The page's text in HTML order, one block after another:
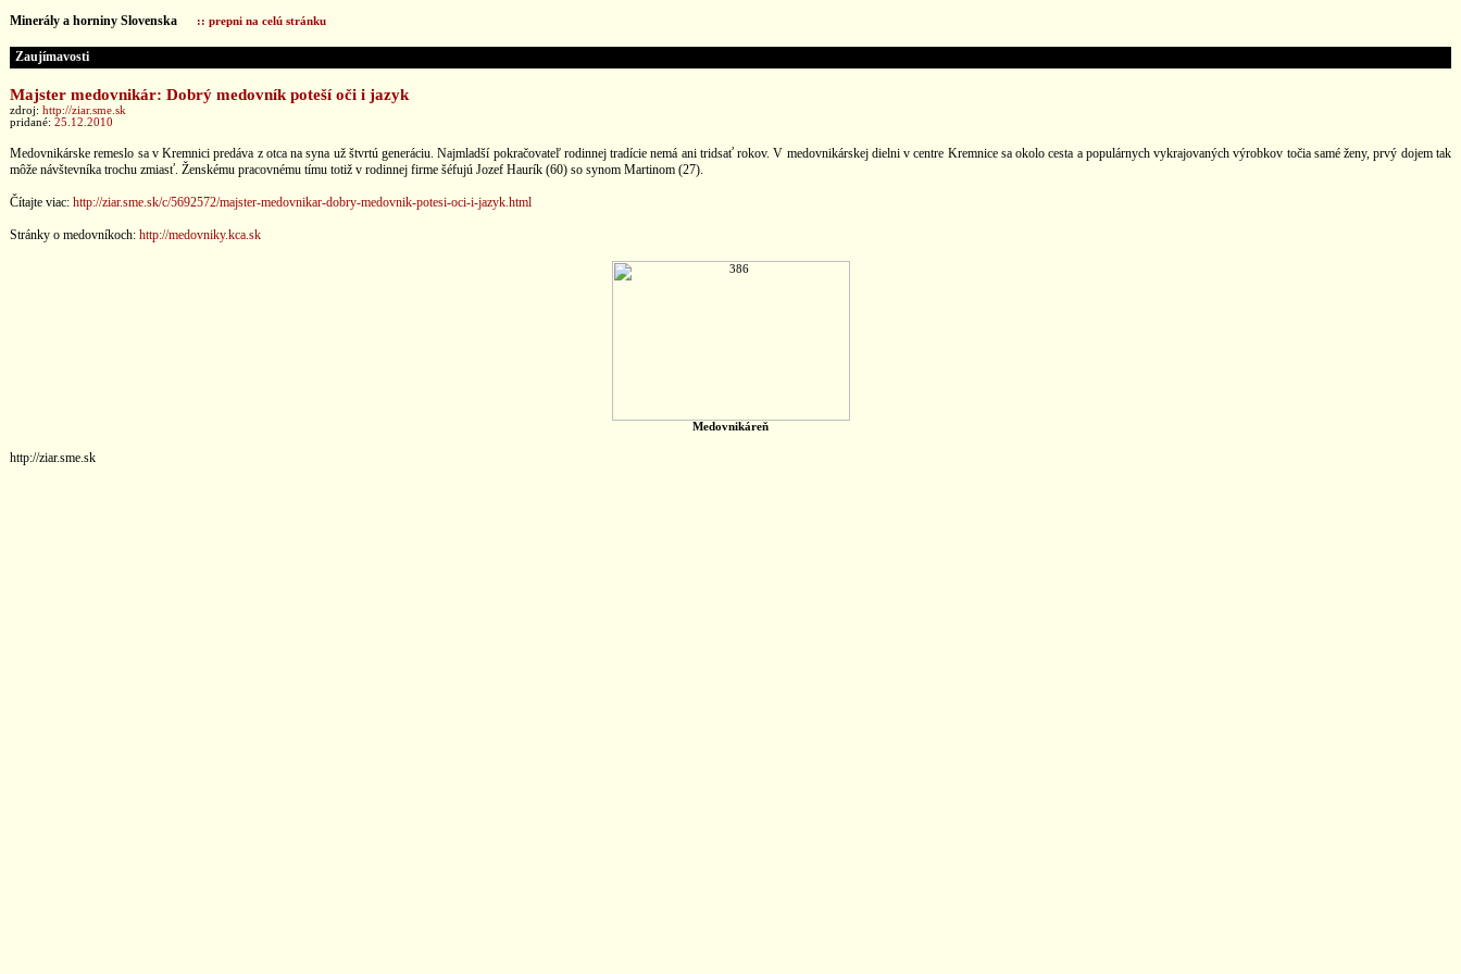
Minerály a horniny Slovenska :: prepni na celú stránku
Zaujímavosti
Majster medovnikár: Dobrý medovník poteší oči i jazyk
zdroj: http://ziar.sme.sk
pridané: 25.12.2010
Medovnikárske remeslo sa v Kremnici predáva z otca na syna už štvrtú generáciu. Najmladší pokračovateľ rodinnej tradície nemá ani tridsať rokov. V medovnikárskej dielni v centre Kremnice sa okolo cesta a populárnych vykrajovaných výrobkov točia samé ženy, prvý dojem tak
môže návštevníka trochu zmiasť. Ženskému pracovnému tímu totiž v rodinnej firme šéfujú Jozef Haurík (60) so synom Martinom (27).
Čítajte viac: http://ziar.sme.sk/c/5692572/majster-medovnikar-dobry-medovnik-potesi-oci-i-jazyk.html
Stránky o medovníkoch: http://medovniky.kca.sk
Medovnikáreň
http://ziar.sme.sk